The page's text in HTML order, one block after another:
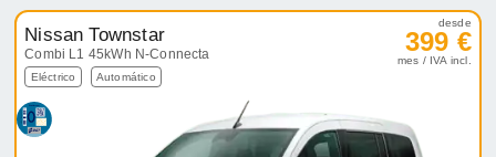
Nissan Townstar
Combi L1 45kWh N-Connecta
Eléctrico Automático
desde
399 €
mes / IVA incl.